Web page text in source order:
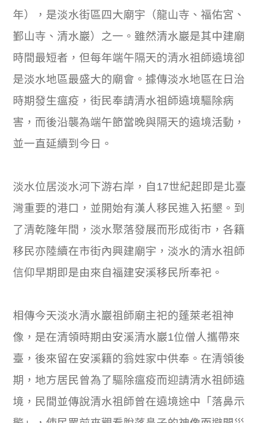
年），是淡水街區四大廟宇（龍山寺、福佑宮、
鄞山寺、清水巖）之一。雖然清水巖是其中建廟
時間最短者，但每年端午隔天的清水祖師遶境卻
是淡水地區最盛大的廟會。據傳淡水地區在日治
時期發生瘟疫，街民奉請清水祖師遶境驅除病
害，而後沿襲為端午節當晚與隔天的遶境活動，
並一直延續到今日。
淡水位居淡水河下游右岸，自17世紀起即是北臺
灣重要的港口，並開始有漢人移民進入拓墾。到
了清乾隆年間，淡水聚落發展而形成街市，各籍
移民亦陸續在市街內興建廟宇，淡水的清水祖師
信仰早期即是由來自福建安溪移民所奉祀。
相傳今天淡水清水巖祖師廟主祀的蓬萊老祖神
像，是在清領時期由安溪清水巖1位僧人攜帶來
臺，後來留在安溪籍的翁姓家中供奉。在清領後
期，地方居民曾為了驅除瘟疫而迎請清水祖師遶
境，民間並傳說清水祖師曾在遶境途中「落鼻示